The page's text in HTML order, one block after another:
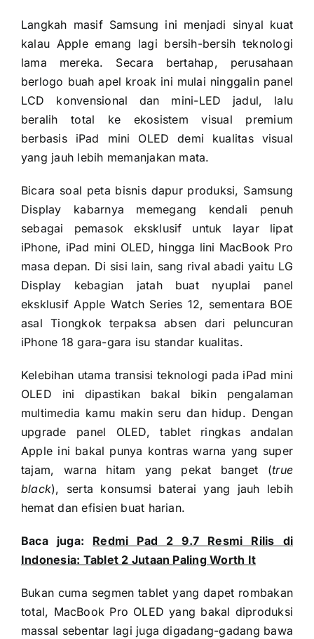
Langkah masif Samsung ini menjadi sinyal kuat
kalau Apple emang lagi bersih-bersih teknologi
lama mereka. Secara bertahap, perusahaan
berlogo buah apel kroak ini mulai ninggalin panel
LCD konvensional dan mini-LED jadul, lalu
beralih total ke ekosistem visual premium
berbasis iPad mini OLED demi kualitas visual
yang jauh lebih memanjakan mata.
Bicara soal peta bisnis dapur produksi, Samsung
Display kabarnya memegang kendali penuh
sebagai pemasok eksklusif untuk layar lipat
iPhone, iPad mini OLED, hingga lini MacBook Pro
masa depan. Di sisi lain, sang rival abadi yaitu LG
Display kebagian jatah buat nyuplai panel
eksklusif Apple Watch Series 12, sementara BOE
asal Tiongkok terpaksa absen dari peluncuran
iPhone 18 gara-gara isu standar kualitas.
Kelebihan utama transisi teknologi pada iPad mini
OLED ini dipastikan bakal bikin pengalaman
multimedia kamu makin seru dan hidup. Dengan
upgrade panel OLED, tablet ringkas andalan
Apple ini bakal punya kontras warna yang super
tajam, warna hitam yang pekat banget (true
black), serta konsumsi baterai yang jauh lebih
hemat dan efisien buat harian.
Baca juga: Redmi Pad 2 9.7 Resmi Rilis di
Indonesia: Tablet 2 Jutaan Paling Worth It
Bukan cuma segmen tablet yang dapet rombakan
total, MacBook Pro OLED yang bakal diproduksi
massal sebentar lagi juga digadang-gadang bawa